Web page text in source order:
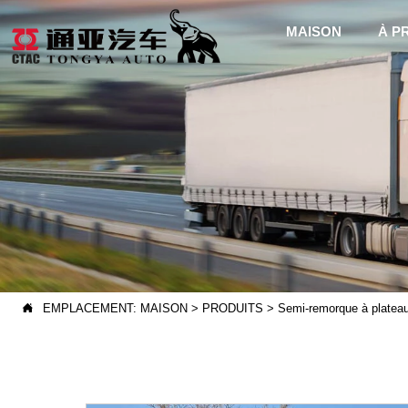
MAISON À
 EMPLACEMENT: MAISON > PRODUITS >Semi-remorque à